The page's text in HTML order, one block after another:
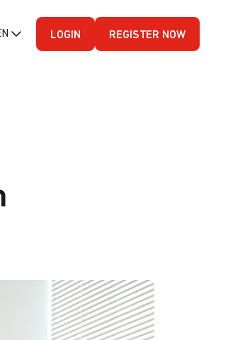
(English - US)
LOGIN REGISTER NOW